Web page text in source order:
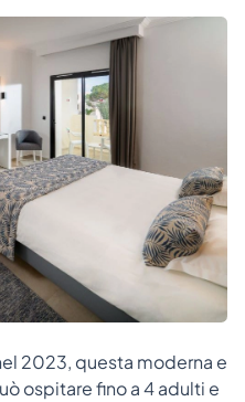
2023, questa moderna e
ospitare fino a 4 adulti e